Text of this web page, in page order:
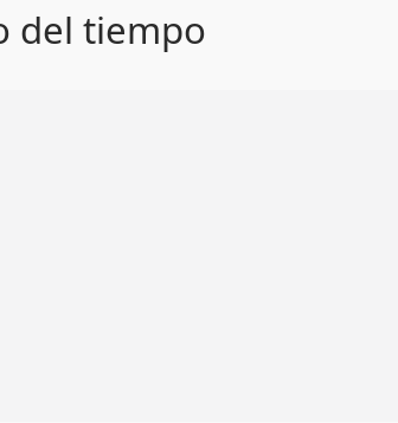
del tiempo